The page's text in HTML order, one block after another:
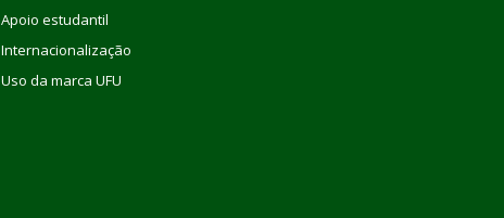
Apoio estudantil
Internacionalização
Uso da marca UFU